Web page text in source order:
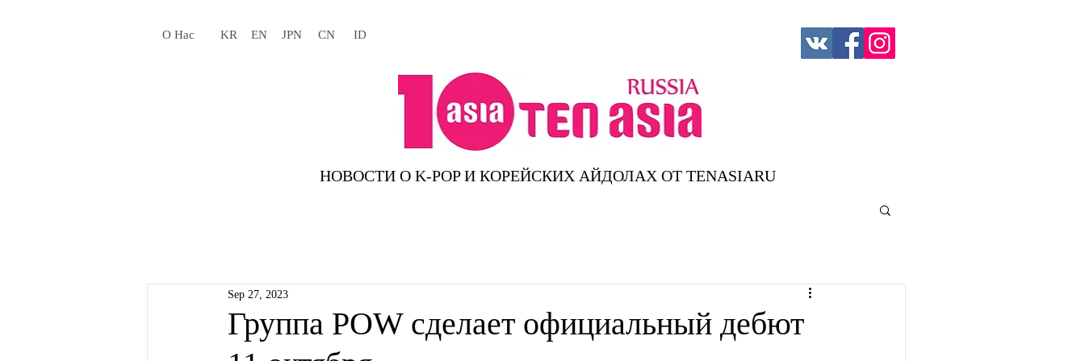
О Нас KR EN JPN CN ID
НОВОСТИ О K-POP И КОРЕЙСКИХ АЙДОЛАХ ОТ TENASIARU
Группа POW сделает официальный дебют
Sep 27, 2023